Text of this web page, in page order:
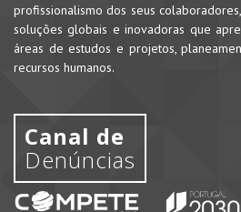
profissionalismo dos seus
soluções globais e inovadoras que
áreas de estudos e projetos,
recursos humanos.
Canal de
Denúncias